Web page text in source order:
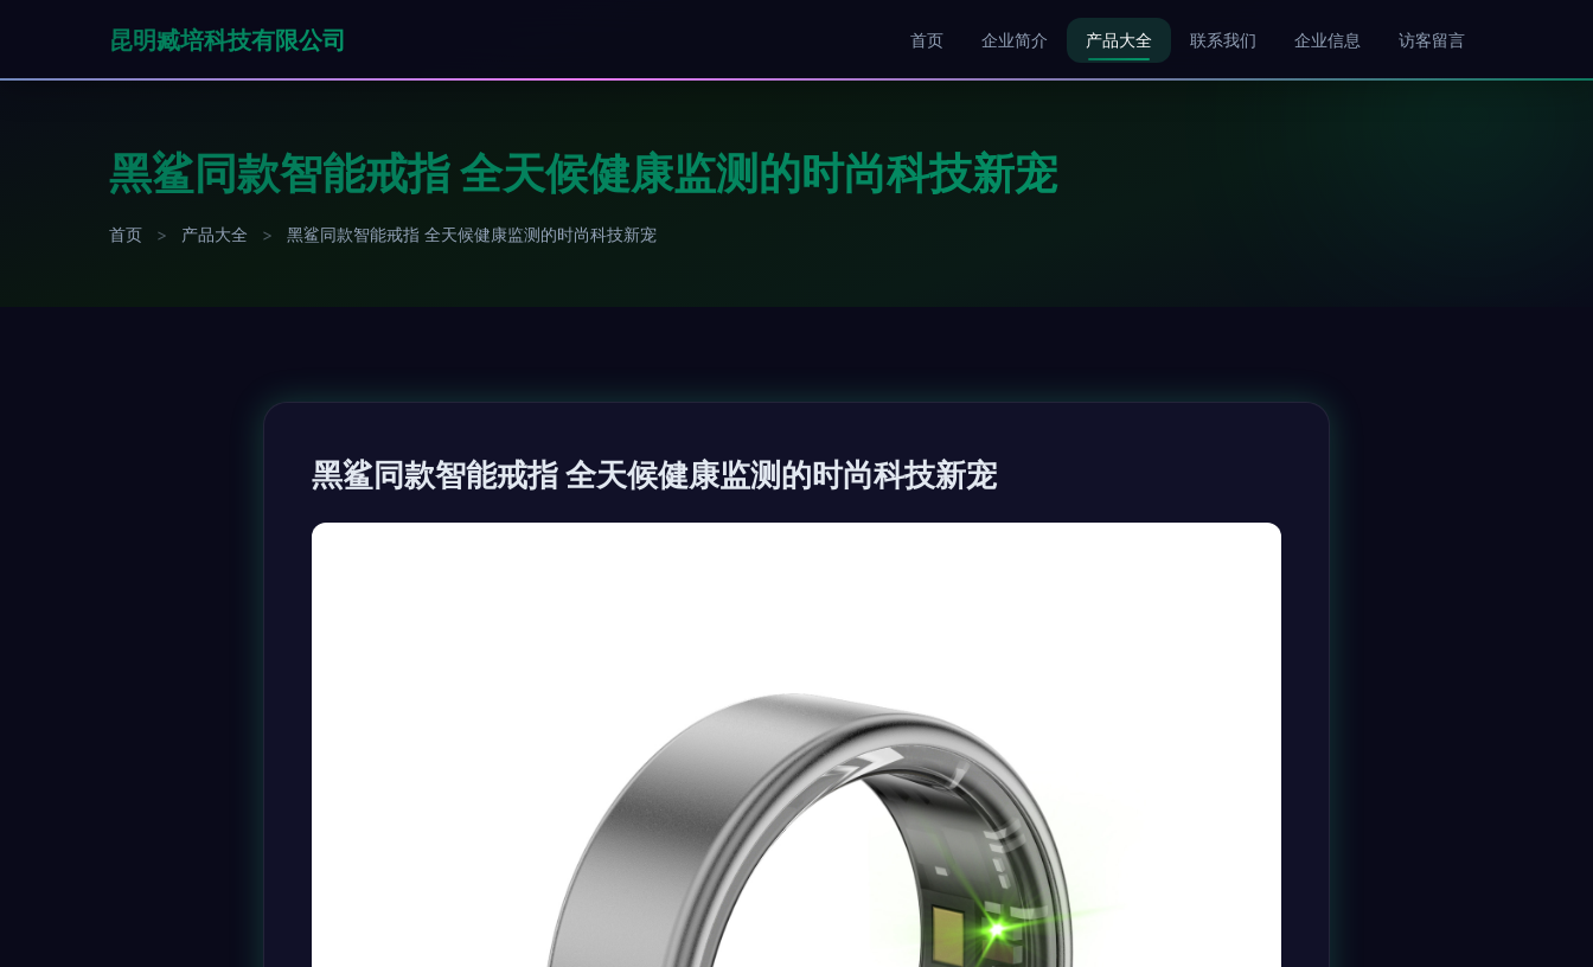
昆明臧培科技有限公司 首页 企业简介 产品大全 联系我们 企业信息 访客留言
黑鲨同款智能戒指 全天候健康监测的时尚科技新宠
首页 > 产品大全 > 黑鲨同款智能戒指 全天候健康监测的时尚科技新宠
黑鲨同款智能戒指 全天候健康监测的时尚科技新宠